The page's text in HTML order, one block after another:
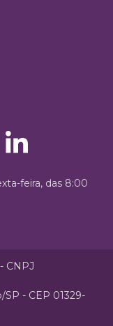
feira, das 8:00
CNPJ
SP - CEP 01329-